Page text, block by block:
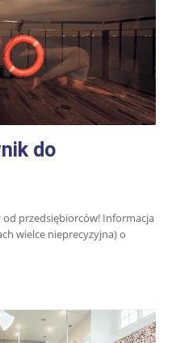
do
od przedsiębiorców! Informacja
wielce nieprecyzyjna) o